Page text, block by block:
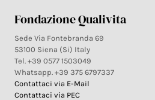
Fondazione Qualivita
Sede Via Fontebranda 69
53100 Siena (Si) Italy
Tel. +39 0577 1503049
Whatsapp. +39 375 6797337
Contattaci via E-Mail
Contattaci via PEC